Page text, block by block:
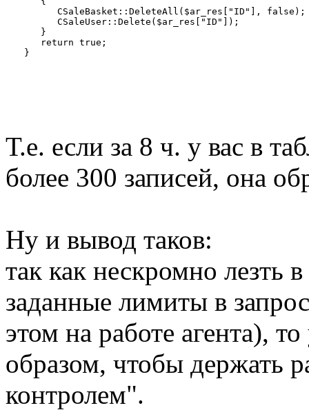
CSaleBasket::DeleteAll($ar_res["ID"], false);
CSaleUser::Delete($ar_res["ID"]);
}
return true;
Т.е. если за 8 ч. у вас в
более 300 записей, она
Ну и вывод таков:
так как нескромно лезть
заданные лимиты в
этом на работе агента),
образом, чтобы держать
контролем".